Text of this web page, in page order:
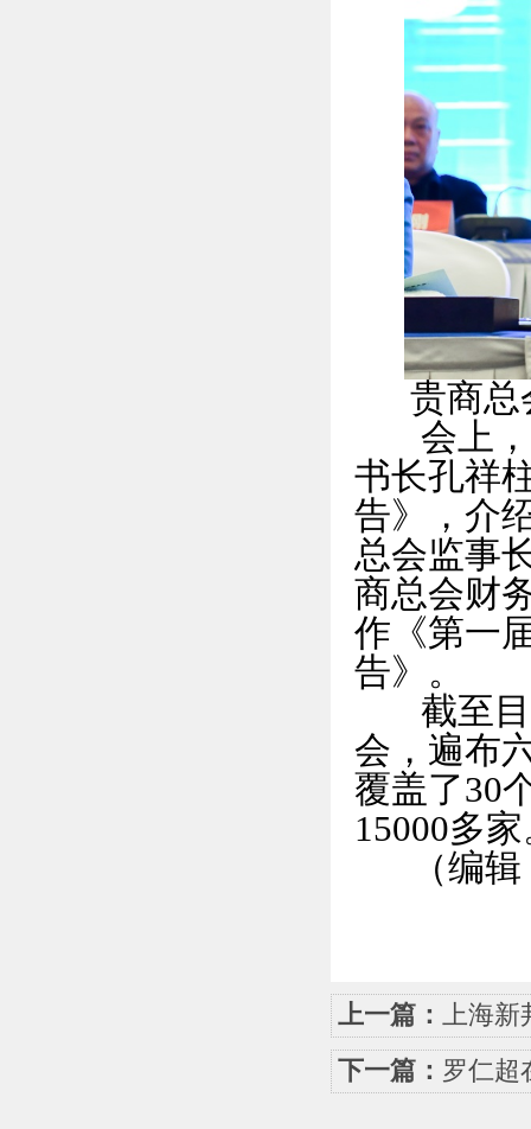
贵商总
会上，
书长孔祥
告》，介
总会监事
商总会财
作《第一
告》。
截至目
会，遍布
覆盖了30
15000多
（编辑
上一篇： 上海新
下一篇： 罗仁超